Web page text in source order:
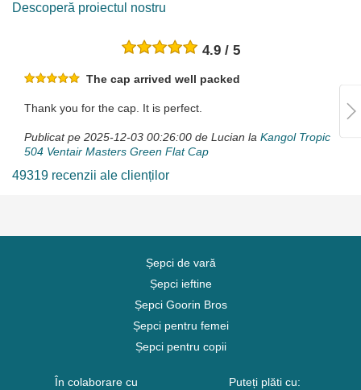
Descoperă proiectul nostru
4.9 / 5
The cap arrived well packed
Thank you for the cap. It is perfect.
Publicat pe 2025-12-03 00:26:00 de Lucian la Kangol Tropic
504 Ventair Masters Green Flat Cap
49319 recenzii ale clienților
Șepci de vară
Șepci ieftine
Șepci Goorin Bros
Șepci pentru femei
Șepci pentru copii
În colaborare cu
Puteți plăti cu: